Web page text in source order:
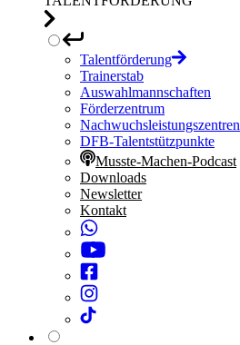
Talentförderung
Trainerstab
Auswahlmannschaften
Förderzentrum
Nachwuchsleistungszentren
DFB-Talentstützpunkte
Musste-Machen-Podcast
Downloads
Newsletter
Kontakt